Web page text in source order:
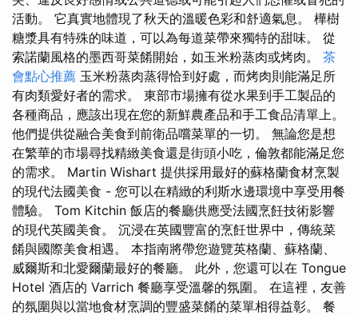
活動。 它真實地體現了秋天的溫暖色彩和舒適氣息。 樺樹
糖漿具有特殊的味道，可以為每道菜帶來獨特的甜味。 從
索諾蘭風格的墨西哥菜餚開始，如玉米粉蒸肉或烤肉。 茶
會點心推薦 玉米粉蒸肉蒸得恰到好處，而烤肉則能滿足所
有肉類愛好者的需求。 東部市場擁有從水果到手工製品的
各種商品，應該出現在您的新鮮農產品和手工食品清單上。
他們提供從融合美食到前衛品嚐菜單的一切。 無論您是想
在繁華的市場尋找精緻美食還是街頭小吃，倫敦都能滿足您
的需求。 Martin Wishart 提供採用最好的蘇格蘭食材烹製
的現代法國美食 - 您可以在精緻的利斯水邊環境中享受用餐
體驗。 Tom Kitchin 飯店的餐廳供應受法國烹飪技術影響
的現代英國美食。 沉浸在英國豐富的烹飪世界中，傳統菜
餚與國際美食相遇。 本指南將帶您遊覽英格蘭、蘇格蘭、
威爾斯和北愛爾蘭最好的餐廳。 此外，您還可以在 Tongue
Hotel 酒店的 Varrich 餐廳享受溫馨的氛圍。 在這裡，友善
的氛圍與以當地食材烹調的豐盛菜餚的菜單相得益彰。 餐